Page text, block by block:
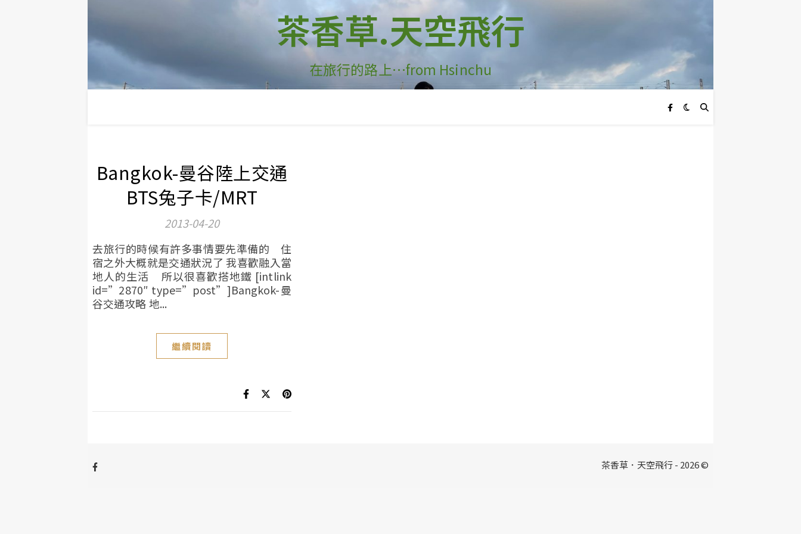
茶香草.天空飛行
在旅行的路上…from Hsinchu
Bangkok-曼谷陸上交通
BTS兔子卡/MRT
2013-04-20
去旅行的時候有許多事情要先準備的 住
宿之外大概就是交通狀況了 我喜歡融入當
地人的生活 所以很喜歡搭地鐵 [intlink
id=”2870″ type=”post”]Bangkok-曼
谷交通攻略 地...
繼續閱讀
茶香草．天空飛行 - 2026 ©